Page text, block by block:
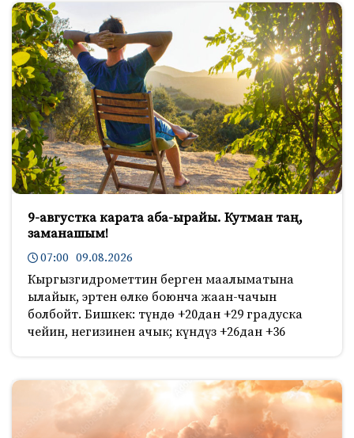
9-августка карата аба-ырайы. Кутман таң,
заманашым!
07:00 09.08.2026
Кыргызгидрометтин берген маалыматына
ылайык, эртен өлкө боюнча жаан-чачын
болбойт. Бишкек: түндө +20дан +29 градуска
чейин, негизинен ачык; күндүз +26дан +36